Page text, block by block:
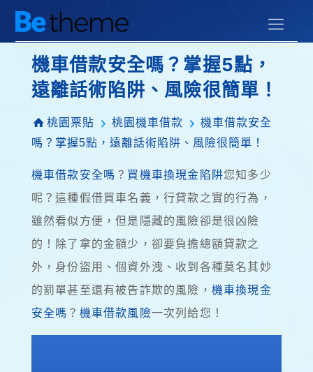
機車借款安全嗎？掌握5點，
遠離話術陷阱、風險很簡單！
桃園票貼 桃園機車借款
機車借款安全
嗎？掌握5點，遠離話術陷阱、風險很簡單！
機車借款安全嗎 ？ 買機車換現金陷阱您知多少
呢？這種假借買車名義，行貸款之實的行為，
雖然看似方便，但是隱藏的風險卻是很凶險
的！除了拿的金額少，卻要負擔總額貸款之
外，身份盜用、個資外洩、收到各種莫名其妙
的罰單甚至還有被告詐欺的風險， 機車換現金
安全嗎 ？ 機車借款風險一次列給您！